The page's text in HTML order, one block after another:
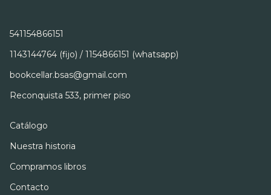
541154866151
1143144764 (fijo) / 1154866151 (whatsapp)
bookcellar.bsas@gmail.com
Reconquista 533, primer piso
Catálogo
Nuestra historia
Compramos libros
Contacto